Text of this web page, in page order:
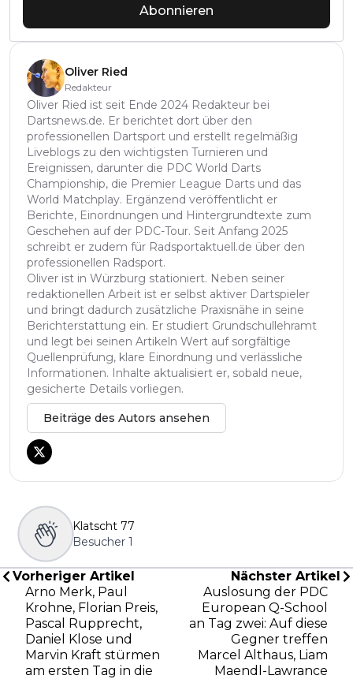
Abonnieren
Oliver Ried
Redakteur
Oliver Ried ist seit Ende 2024 Redakteur bei
Dartsnews.de. Er berichtet dort über den
professionellen Dartsport und erstellt regelmäßig
Liveblogs zu den wichtigsten Turnieren und
Ereignissen, darunter die PDC World Darts
Championship, die Premier League Darts und das
World Matchplay. Ergänzend veröffentlicht er
Berichte, Einordnungen und Hintergrundtexte zum
Geschehen auf der PDC-Tour. Seit Anfang 2025
schreibt er zudem für Radsportaktuell.de über den
professionellen Radsport.
Oliver ist in Würzburg stationiert. Neben seiner
redaktionellen Arbeit ist er selbst aktiver Dartspieler
und bringt dadurch zusätzliche Praxisnähe in seine
Berichterstattung ein. Er studiert Grundschullehramt
und legt bei seinen Artikeln Wert auf sorgfältige
Quellenprüfung, klare Einordnung und verlässliche
Informationen. Inhalte aktualisiert er, sobald neue,
gesicherte Details vorliegen.
Beiträge des Autors ansehen
Klatscht 77
Besucher 1
Vorheriger Artikel
Arno Merk, Paul
Krohne, Florian Preis,
Pascal Rupprecht,
Daniel Klose und
Marvin Kraft stürmen
am ersten Tag in die
Nächster Artikel
Auslosung der PDC
European Q-School
an Tag zwei: Auf diese
Gegner treffen
Marcel Althaus, Liam
Maendl-Lawrance